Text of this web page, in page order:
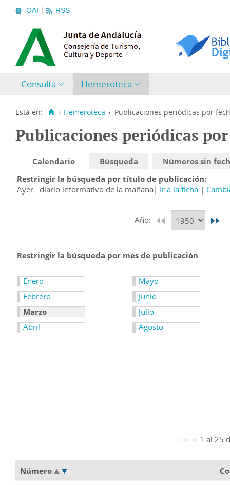
OAI RSS
Consulta Hemeroteca
Está en: › Hemeroteca › Publicaciones periódicas por
Publicaciones periódicas
Calendario Búsqueda
Números sin
Restringir la búsqueda por título de publicación
Ayer : diario informativo de la mañana
Ir a la ficha
Año:
Restringir la búsqueda por mes de publicación
Enero
Febrero
Marzo
Abril
Mayo
Junio
Julio
Agosto
1 al 25
Número